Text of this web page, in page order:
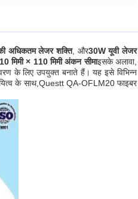
अधिकतम लेजर शक्ति, और30W यूवी लेजर
मिमी × 110 मिमी अंकन सीमाइसके अलावा,
के लिए उपयुक्त बनाते हैं। यह इसे विभिन्न
के साथ,Questt QA-OFLM20 फाइबर